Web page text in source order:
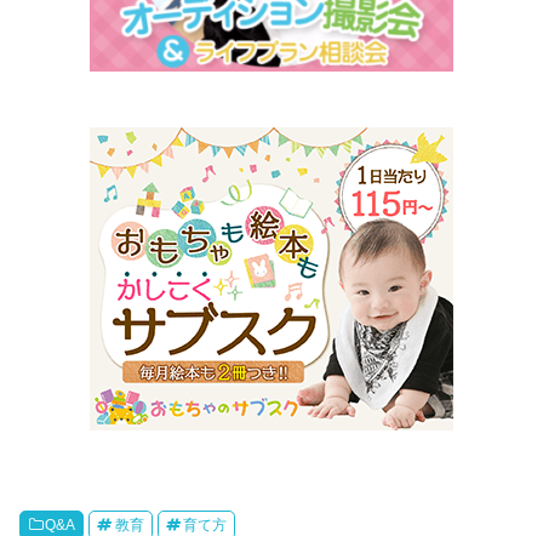
Q&A 教育 育て方